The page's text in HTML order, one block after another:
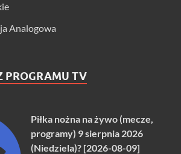
Analogowa
PROGRAMU TV
Piłka nożna na żywo (mecze,
programy) 9 sierpnia 2026
(Niedziela)? [2026-08-09]